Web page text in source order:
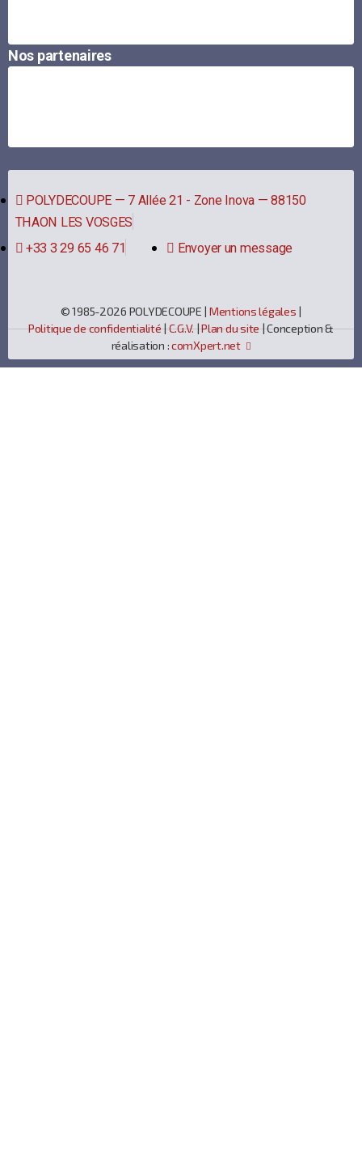
Nos partenaires
POLYDECOUPE — 7 Allée 21 - Zone Inova — 88150
THAON LES VOSGES
+33 3 29 65 46 71
Envoyer un message
© 1985-2026 POLYDECOUPE | Mentions légales |
Politique de confidentialité|C.G.V.|Plan du site| Conception &
réalisation :comXpert.net